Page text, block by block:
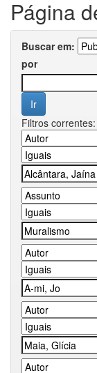
Página
Buscar em:
por
Filtros correntes: